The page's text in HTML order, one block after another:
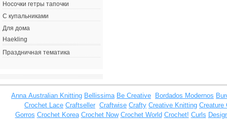
Носочки гетры тапочки
С купальниками
Для дома
Haekling
Праздничная тематика
Anna Australian Knitting Bellissima Be Creative Bordados Modernos
Crochet Lace Craftseller Craftwise Crafty Creative Knitting Creature
Gorros Crochet Korea Crochet Now Crochet World Crochet! Curls